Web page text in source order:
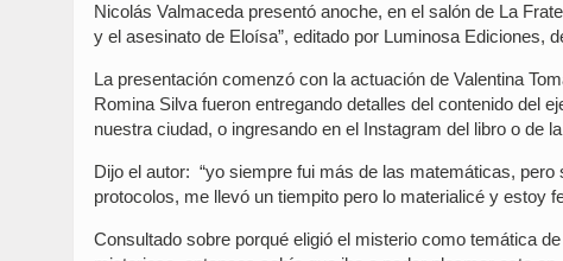
Nicolás Valmaceda presentó anoche, en el salón de La
y el asesinato de Eloísa”, editado por Luminosa Ediciones,
La presentación comenzó con la actuación de Valentina
Romina Silva fueron entregando detalles del contenido del
nuestra ciudad, o ingresando en el Instagram del libro o de
Dijo el autor: “yo siempre fui más de las matemáticas,
protocolos, me llevó un tiempito pero lo materialicé y estoy
Consultado sobre porqué eligió el misterio como temática